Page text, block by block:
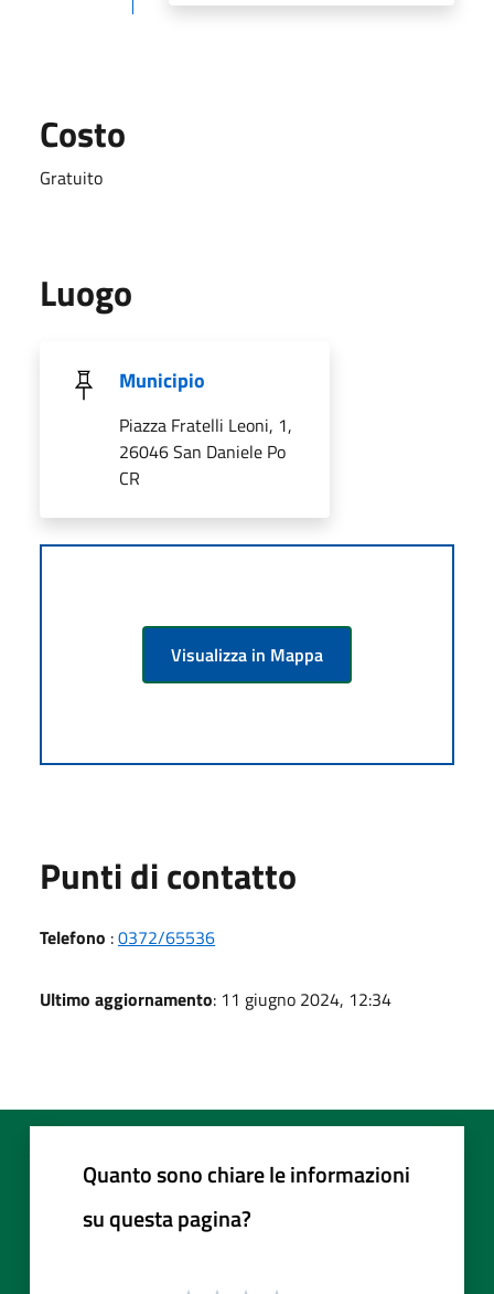
Costo
Gratuito
Luogo
Municipio
Piazza Fratelli Leoni, 1,
26046 San Daniele Po
CR
Visualizza in Mappa
Punti di contatto
Telefono :0372/65536
Ultimo aggiornamento: 11 giugno 2024, 12:34
Quanto sono chiare le informazioni
su questa pagina?